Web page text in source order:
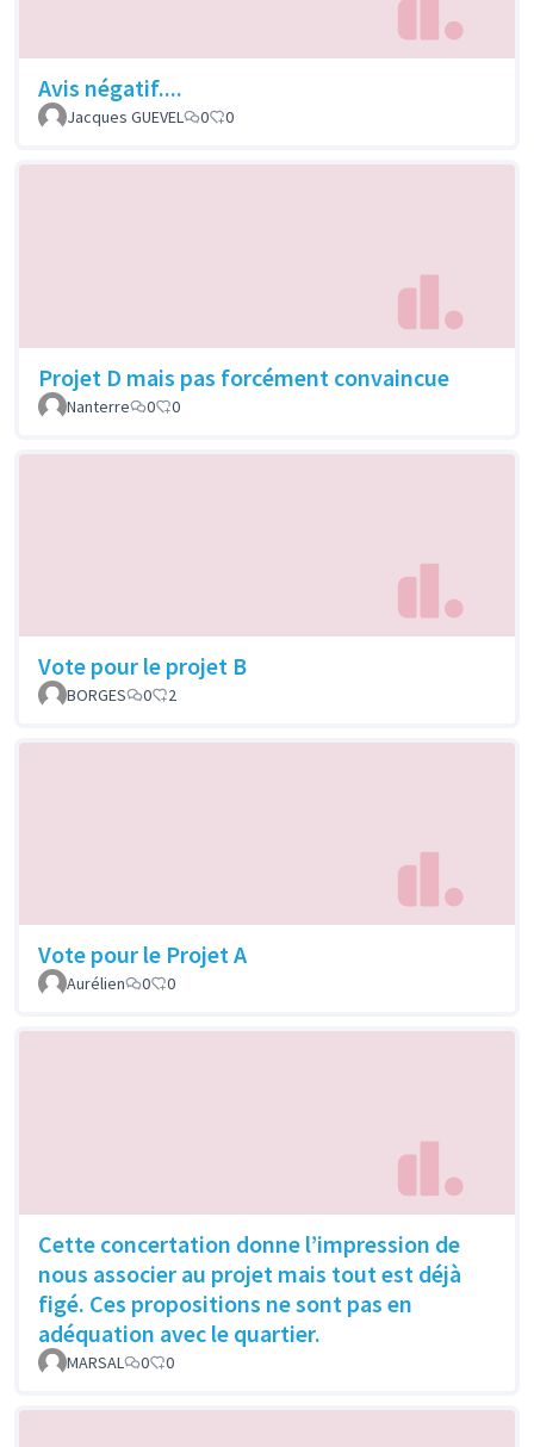
Avis négatif....
Jacques GUEVEL 0 0
Projet D mais pas forcément convaincue
Nanterre 0 0
Vote pour le projet B
BORGES 0 2
Vote pour le Projet A
Aurélien 0 0
Cette concertation donne l’impression de
nous associer au projet mais tout est déjà
figé. Ces propositions ne sont pas en
adéquation avec le quartier.
MARSAL 0 0